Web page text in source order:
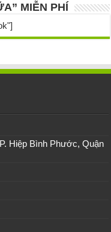
MIỄN PHÍ
Hiệp Bình Phước, Quận